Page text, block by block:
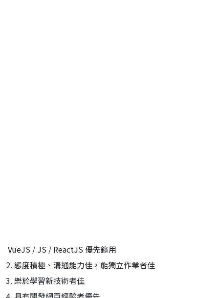
VueJS / JS / ReactJS 優先錄用
2. 態度積極、溝通能力佳，能獨立作業者佳
3. 樂於學習新技術者佳